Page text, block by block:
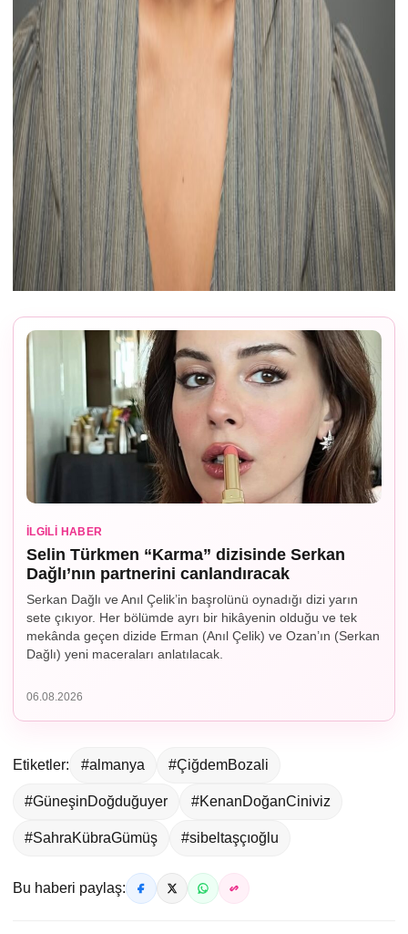
İLGILI HABER
Selin Türkmen “Karma” dizisinde Serkan
Dağlı’nın partnerini canlandıracak
Serkan Dağlı ve Anıl Çelik’in başrolünü oynadığı dizi yarın
sete çıkıyor. Her bölümde ayrı bir hikâyenin olduğu ve tek
mekânda geçen dizide Erman (Anıl Çelik) ve Ozan’ın (Serkan
Dağlı) yeni maceraları anlatılacak.
06.08.2026
Etiketler: #almanya #ÇiğdemBozali
#GüneşinDoğduğuyer #KenanDoğanCiniviz
#SahraKübraGümüş #sibeltaşçıoğlu
Bu haberi paylaş: